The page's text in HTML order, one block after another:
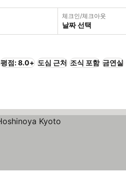
체크인/체크아웃
날짜 선택
평점: 8.0+ 도심 근처 조식 포함 금연실